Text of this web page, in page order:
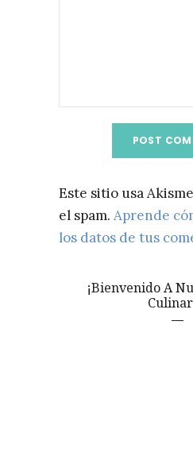
Este sitio usa
el spam. Aprende
los datos de tus
¡Bienvenido A